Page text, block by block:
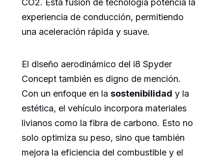
CO2. Esta fusión de tecnología potencia la
experiencia de conducción, permitiendo
una aceleración rápida y suave.
El diseño aerodinámico del i8 Spyder
Concept también es digno de mención.
Con un enfoque en la sostenibilidad y la
estética, el vehículo incorpora materiales
livianos como la fibra de carbono. Esto no
solo optimiza su peso, sino que también
mejora la eficiencia del combustible y el